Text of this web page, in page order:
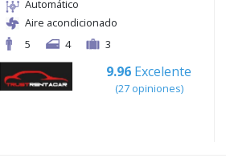
Automático
Aire acondicionado
5
4 3
9.96 Excelente
(27 opiniones)